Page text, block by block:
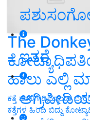
ಇತರೆ
The
ಹಾಲು ಎಲ್ಲಿ
ಕತ್ತೆ ಹಾಲಿಗೆ ಡಿಮ್ಯಾಂಡ್‌
ಕತ್ತೆಗಳ ಹಿಂದಿ ಬಿದ್ದು